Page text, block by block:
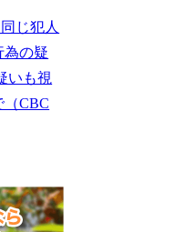
じ犯人
為の疑
いも視
（CBC